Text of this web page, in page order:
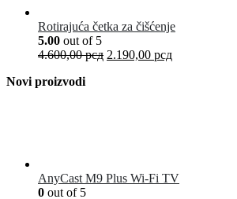
Rotirajuća četka za čišćenje
5.00 out of 5
4.600,00рсд 2.190,00 рсд
Novi proizvodi
AnyCast M9 Plus Wi-Fi TV
0 out of 5